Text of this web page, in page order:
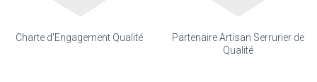
Charte d'Engagement Qualité
Partenaire Artisan Serrurier de
Qualité